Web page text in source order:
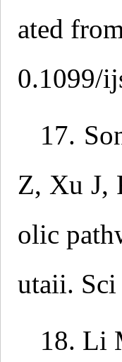
ated
0.1099/
17.
Z, Xu J,
olic
utaii. Sci
18. Li